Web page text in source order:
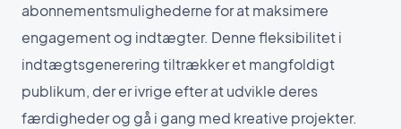
abonnementsmulighederne for at maksimere
engagement og indtægter. Denne fleksibilitet i
indtægtsgenerering tiltrækker et mangfoldigt
publikum, der er ivrige efter at udvikle deres
færdigheder og gå i gang med kreative projekter.